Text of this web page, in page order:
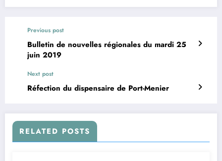
Previous post
Bulletin de nouvelles régionales du mardi 25
juin 2019
Next post
Réfection du dispensaire de Port-Menier
RELATED POSTS